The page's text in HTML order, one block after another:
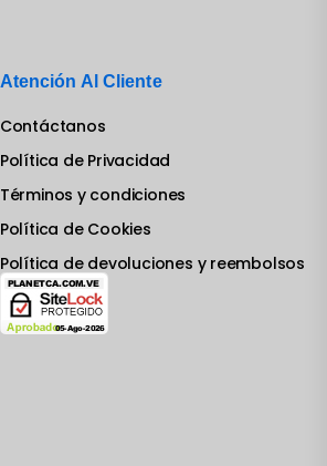
Atención Al Cliente
Contáctanos
Política de Privacidad
Términos y condiciones
Política de Cookies
Política de devoluciones y reembolsos